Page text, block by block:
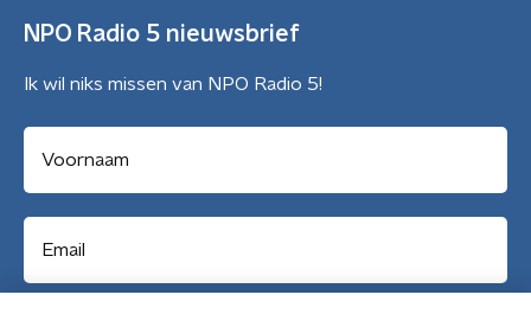
NPO Radio 5 nieuwsbrief
Ik wil niks missen van NPO Radio 5!